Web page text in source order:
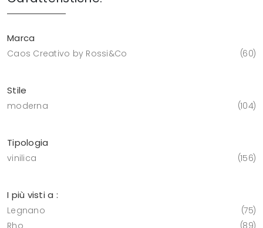
Marca
Caos Creativo by Rossi&Co 60
Stile
moderna 104
Tipologia
vinilica 156
I più visti a :
Legnano
75